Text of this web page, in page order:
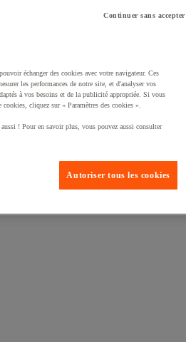
Continuer sans accepter
échanger des cookies avec votre navigateur. Ces
les performances de notre site, et d'analyser vos
à vos besoins et de la publicité appropriée. Si vous
cliquez sur « Paramètres des cookies ».
! Pour en savoir plus, vous pouvez aussi consulter
Autoriser tous les cookies